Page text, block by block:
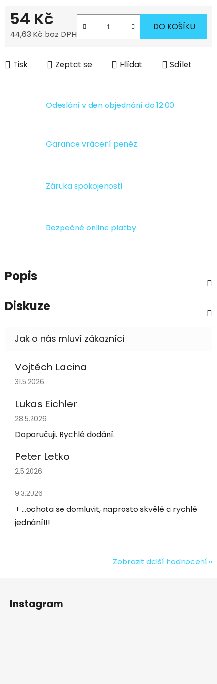
54 Kč
44,63 Kč bez DPH
DO KOŠÍKU
Tisk Zeptat se Hlídat Sdílet
Odeslání v den objednání do 12:00
Garance vrácení peněz
Záruka spokojenosti
Bezpečné online platby
Popis
Diskuze
Vojtěch Lacina
Hodnocení obchodu je 5 z 5 hvězdiček.
31.5.2026
Lukas Eichler
Hodnocení obchodu je 5 z 5 hvězdiček.
28.5.2026
Doporučuji. Rychlé dodání.
Peter Letko
Hodnocení obchodu je 5 z 5 hvězdiček.
2.5.2026
Hodnocení obchodu je 5 z 5 hvězdiček.
9.3.2026
+ ...ochota se domluvit, naprosto skvělé a rychlé
jednání!!!
Zobrazit další hodnocení
Instagram